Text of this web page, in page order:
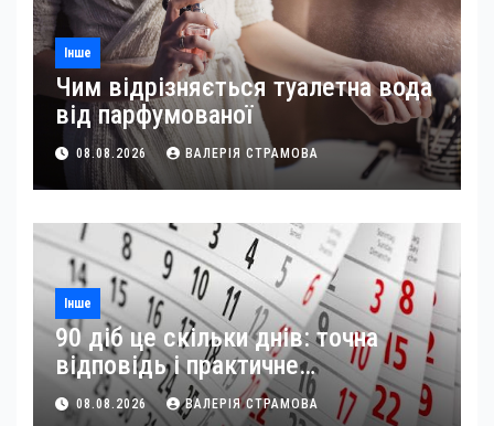
Інше
Чим відрізняється туалетна вода
від парфумованої
08.08.2026 ВАЛЕРІЯ СТРАМОВА
Інше
90 діб це скільки днів: точна
відповідь і практичне
застосування
08.08.2026 ВАЛЕРІЯ СТРАМОВА